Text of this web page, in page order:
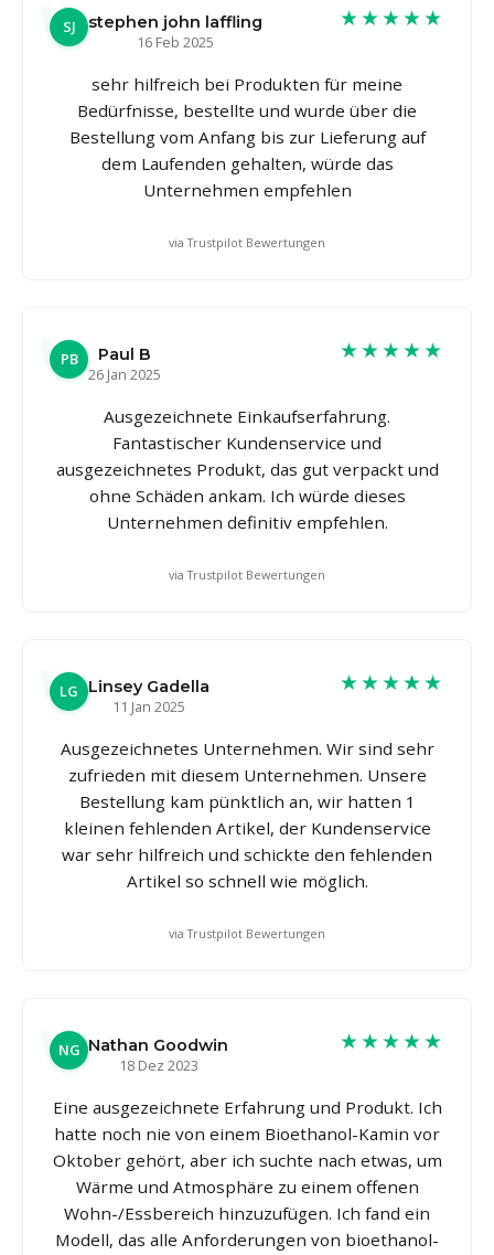
SJ
stephen john laffling
16 Feb 2025
★★★★★
sehr hilfreich bei Produkten für meine
Bedürfnisse, bestellte und wurde über die
Bestellung vom Anfang bis zur Lieferung auf
dem Laufenden gehalten, würde das
Unternehmen empfehlen
via Trustpilot Bewertungen
PB
Paul B
26 Jan 2025
★★★★★
Ausgezeichnete Einkaufserfahrung.
Fantastischer Kundenservice und
ausgezeichnetes Produkt, das gut verpackt und
ohne Schäden ankam. Ich würde dieses
Unternehmen definitiv empfehlen.
via Trustpilot Bewertungen
LG
Linsey Gadella
11 Jan 2025
★★★★★
Ausgezeichnetes Unternehmen. Wir sind sehr
zufrieden mit diesem Unternehmen. Unsere
Bestellung kam pünktlich an, wir hatten 1
kleinen fehlenden Artikel, der Kundenservice
war sehr hilfreich und schickte den fehlenden
Artikel so schnell wie möglich.
via Trustpilot Bewertungen
NG Nathan Goodwin
18 Dez 2023
★★★★★
Eine ausgezeichnete Erfahrung und Produkt. Ich
hatte noch nie von einem Bioethanol-Kamin vor
Oktober gehört, aber ich suchte nach etwas, um
Wärme und Atmosphäre zu einem offenen
Wohn-/Essbereich hinzuzufügen. Ich fand ein
Modell, das alle Anforderungen von bioethanol-